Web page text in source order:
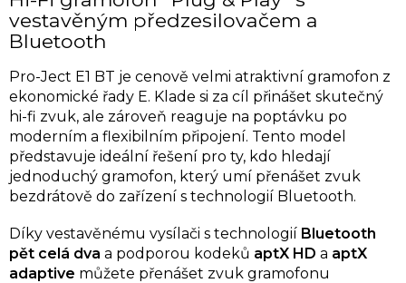
vestavěným předzesilovačem a
Bluetooth
Pro-Ject E1 BT je cenově velmi atraktivní gramofon z
ekonomické řady E. Klade si za cíl přinášet skutečný
hi-fi zvuk, ale zároveň reaguje na poptávku po
moderním a flexibilním připojení. Tento model
představuje ideální řešení pro ty, kdo hledají
jednoduchý gramofon, který umí přenášet zvuk
bezdrátově do zařízení s technologií Bluetooth.
Díky vestavěnému vysílači s technologií Bluetooth
pět celá dva a podporou kodeků aptX HD a aptX
adaptive můžete přenášet zvuk gramofonu